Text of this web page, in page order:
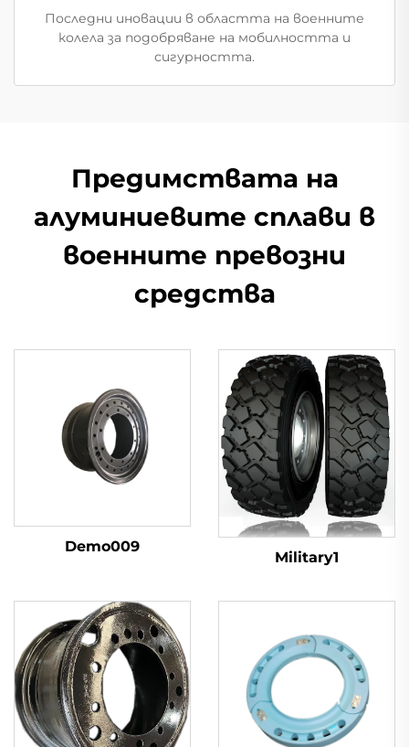
Последни иновации в областта на военните
колела за подобряване на мобилността и
сигурността.
Предимствата на
алуминиевите сплави в
военните превозни
средства
Demo009
Military1